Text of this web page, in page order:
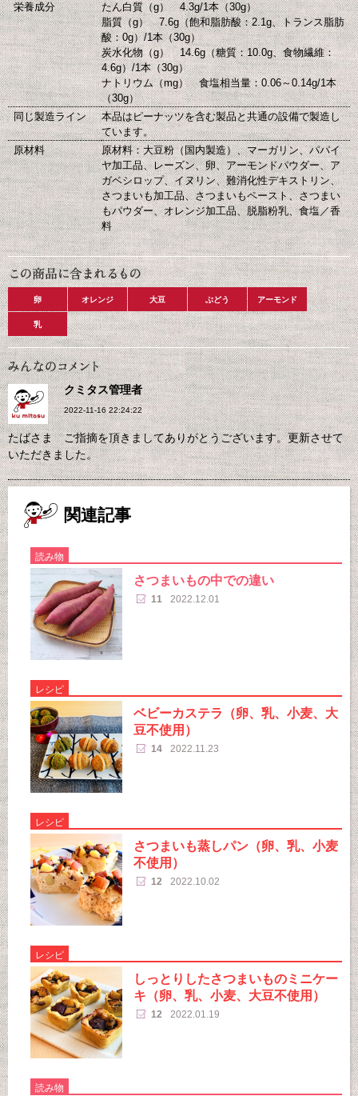
栄養成分
たん白質（g） 4.3g/1本（30g）
脂質（g） 7.6g（飽和脂肪酸：2.1g、トランス脂肪
酸：0g）/1本（30g）
炭水化物（g） 14.6g（糖質：10.0g、食物繊維：
4.6g）/1本（30g）
ナトリウム（mg） 食塩相当量：0.06～0.14g/1本
（30g）
同じ製造ライン
本品はピーナッツを含む製品と共通の設備で製造し
ています。
原材料
原材料：大豆粉（国内製造）、マーガリン、パパイ
ヤ加工品、レーズン、卵、アーモンドパウダー、ア
ガベシロップ、イヌリン、難消化性デキストリン、
さつまいも加工品、さつまいもペースト、さつまい
もパウダー、オレンジ加工品、脱脂粉乳、食塩／香
料
卵 オレンジ 大豆 ぶどう アーモンド
乳
クミタス管理者
2022-11-16 22:24:22
たばさま ご指摘を頂きましてありがとうございます。更新させて
いただきました。
関連記事
読み物
さつまいもの中での違い
11 2022.12.01
レシピ
ベビーカステラ（卵、乳、小麦、大
豆不使用）
14 2022.11.23
レシピ
さつまいも蒸しパン（卵、乳、小麦
不使用）
12 2022.10.02
レシピ
しっとりしたさつまいものミニケー
キ（卵、乳、小麦、大豆不使用）
12 2022.01.19
読み物